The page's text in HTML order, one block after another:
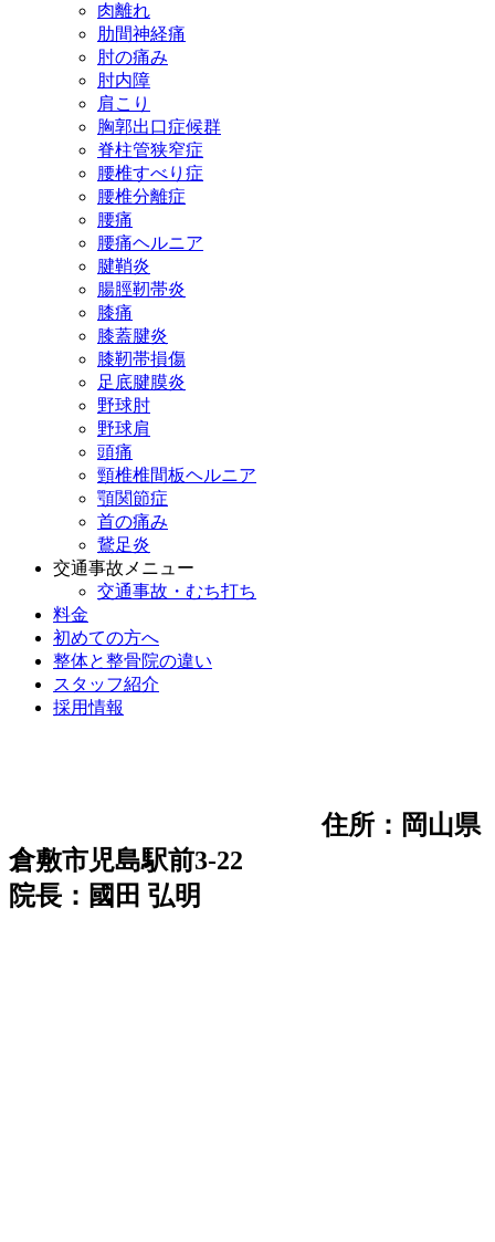
肉離れ
肋間神経痛
肘の痛み
肘内障
肩こり
胸郭出口症候群
脊柱管狭窄症
腰椎すべり症
腰椎分離症
腰痛
腰痛ヘルニア
腱鞘炎
腸脛靭帯炎
膝痛
膝蓋腱炎
膝靭帯損傷
足底腱膜炎
野球肘
野球肩
頭痛
頸椎椎間板ヘルニア
顎関節症
首の痛み
鵞足炎
交通事故メニュー
交通事故・むち打ち
料金
初めての方へ
整体と整骨院の違い
スタッフ紹介
採用情報
住所：岡山県
倉敷市児島駅前3-22
院長：國田 弘明